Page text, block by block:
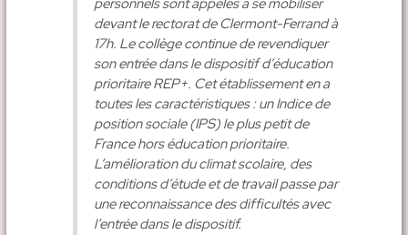
personnels sont appelés à se mobiliser
devant le rectorat de Clermont-Ferrand à
17h. Le collège continue de revendiquer
son entrée dans le dispositif d’éducation
prioritaire REP+. Cet établissement en a
toutes les caractéristiques : un Indice de
position sociale (IPS) le plus petit de
France hors éducation prioritaire.
L’amélioration du climat scolaire, des
conditions d’étude et de travail passe par
une reconnaissance des difficultés avec
l’entrée dans le dispositif.